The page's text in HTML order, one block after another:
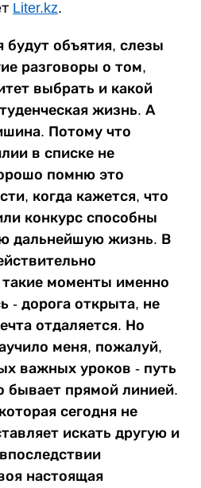
Liter.kz.
будут объятия, слезы
разговоры о том,
выбрать и какой
жизнь. А
Потому что
в списке не
помню это
когда кажется, что
конкурс способны
дальнейшую жизнь. В
моменты именно
- дорога открыта, не
отдаляется. Но
меня, пожалуй,
важных уроков - путь
бывает прямой линией.
сегодня не
искать другую и
настоящая